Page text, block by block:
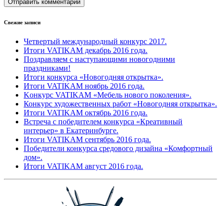
Свежие записи
Четвертый международный конкурс 2017.
Итоги VATIKAM декабрь 2016 года.
Поздравляем с наступающими новогодними
праздниками!
Итоги конкурса «Новогодняя открытка».
Итоги VATIKAM ноябрь 2016 года.
Kонкурс VATIKAM «Мебель нового поколения».
Конкурс художественных работ «Новогодняя открытка».
Итоги VATIKAM октябрь 2016 года.
Встреча с победителем конкурса «Креативный
интерьер» в Екатеринбурге.
Итоги VATIKAM сентябрь 2016 года.
Победители конкурса средового дизайна «Комфортный
дом».
Итоги VATIKAM август 2016 года.